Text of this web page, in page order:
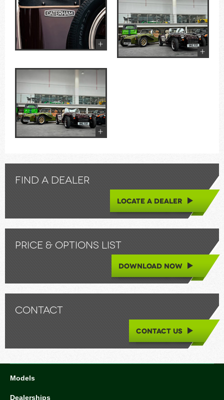
+
+
+
FIND A DEALER
LOCATE A DEALER
PRICE & OPTIONS LIST
DOWNLOAD NOW
CONTACT
CONTACT US
Models
Dealerships